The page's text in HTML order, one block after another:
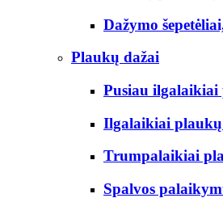
Dažymo
Plaukų dažai
Pusiau ilgalaikiai
Ilgalaikiai plaukų
Trumpalaikiai
Spalvos